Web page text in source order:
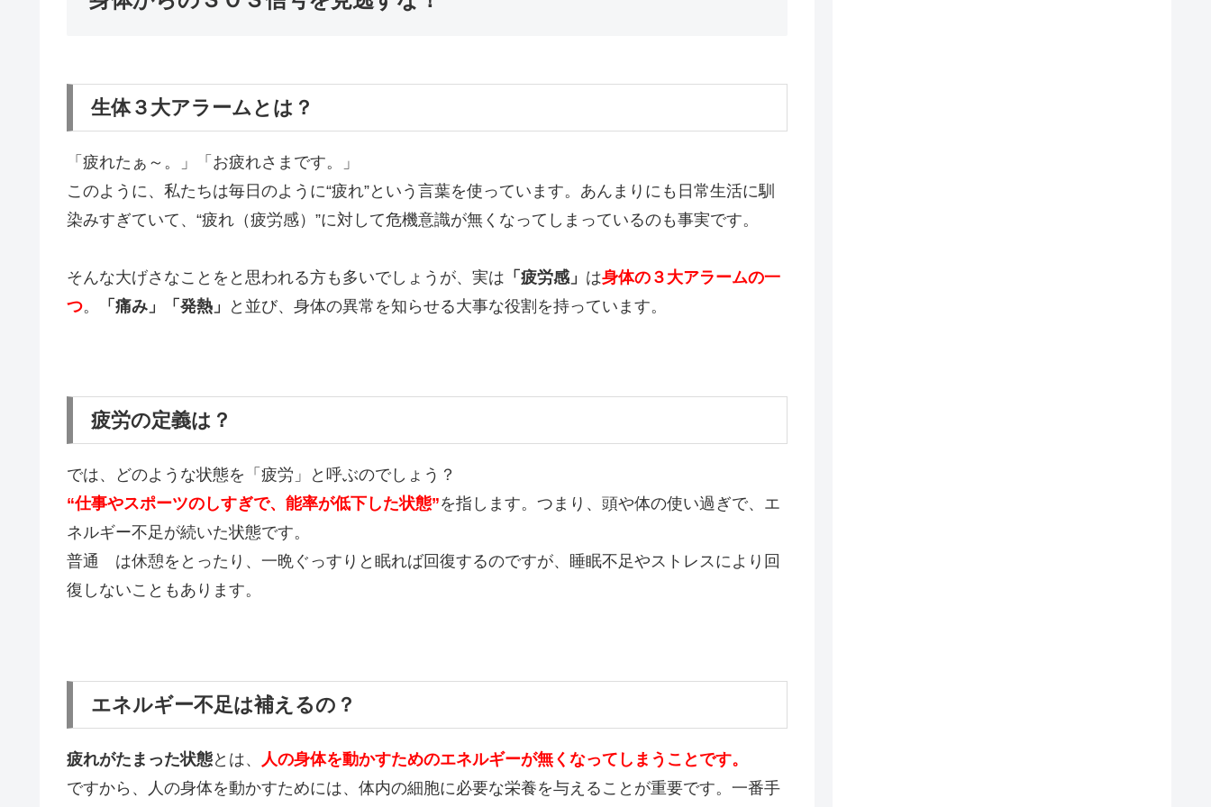
生体３大アラームとは？
「疲れたぁ～。」「お疲れさまです。」
このように、私たちは毎日のように“疲れ”という言葉を使っています。あんまりにも日常生活に馴
染みすぎていて、“疲れ（疲労感）”に対して危機意識が無くなってしまっているのも事実です。
そんな大げさなことをと思われる方も多いでしょうが、実は 「疲労感」 は身体の３大アラームの一
つ。 「痛み」「発熱」 と並び、身体の異常を知らせる大事な役割を持っています。
疲労の定義は？
では、どのような状態を「疲労」と呼ぶのでしょう？
“仕事やスポーツのしすぎで、能率が低下した状態”を指します。つまり、頭や体の使い過ぎで、エ
ネルギー不足が続いた状態です。
普通 は休憩をとったり、一晩ぐっすりと眠れば回復するのですが、睡眠不足やストレスにより回
復しないこともあります。
エネルギー不足は補えるの？
疲れがたまった状態とは、 人の身体を動かすためのエネルギーが無くなってしまうことです。
ですから、人の身体を動かすためには、体内の細胞に必要な栄養を与えることが重要です。一番手